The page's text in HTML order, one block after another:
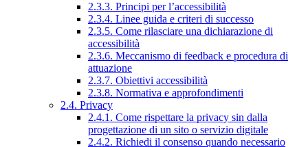
2.3.3. Principi per l’accessibilità
2.3.4. Linee guida e criteri di successo
2.3.5. Come rilasciare una dichiarazione di
accessibilità
2.3.6. Meccanismo di feedback e procedura di
attuazione
2.3.7. Obiettivi accessibilità
2.3.8. Normativa e approfondimenti
2.4. Privacy
2.4.1. Come rispettare la privacy sin dalla
progettazione di un sito o servizio digitale
2.4.2. Richiedi il consenso quando necessario